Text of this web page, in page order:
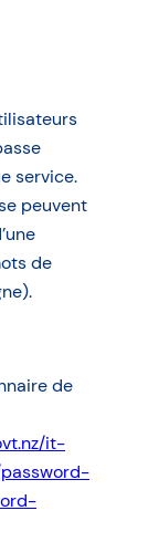
service.
peuvent
de
de
it-